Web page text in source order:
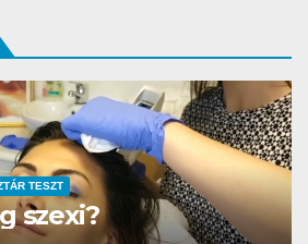
TESZT
szexi?